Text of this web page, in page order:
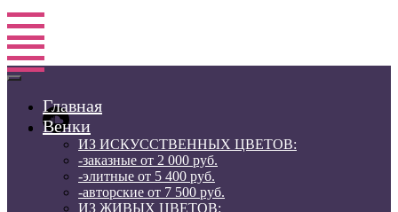
Главная
Венки
ИЗ ИСКУССТВЕННЫХ ЦВЕТОВ:
-заказные от 2 000 руб.
-элитные от 5 400 руб.
-авторские от 7 500 руб.
ИЗ ЖИВЫХ ЦВЕТОВ: